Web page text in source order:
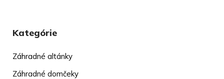
Kategórie
Záhradné altánky
Záhradné domčeky